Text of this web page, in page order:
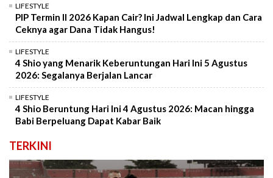
LIFESTYLE
PIP Termin II 2026 Kapan Cair? Ini Jadwal Lengkap dan Cara
Ceknya agar Dana Tidak Hangus!
LIFESTYLE
4 Shio yang Menarik Keberuntungan Hari Ini 5 Agustus
2026: Segalanya Berjalan Lancar
LIFESTYLE
4 Shio Beruntung Hari Ini 4 Agustus 2026: Macan hingga
Babi Berpeluang Dapat Kabar Baik
TERKINI